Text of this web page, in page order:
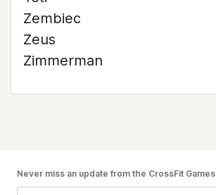
Zembiec
Zeus
Zimmerman
Never miss an update from the CrossFit Games